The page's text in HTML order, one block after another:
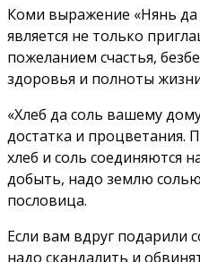
Коми выражение «Нянь да
является не только
пожеланием счастья,
здоровья и полноты
«Хлеб да соль вашему
достатка и процветания.
хлеб и соль соединяются
добыть, надо землю
пословица.
Если вам вдруг подарили
надо скандалить и